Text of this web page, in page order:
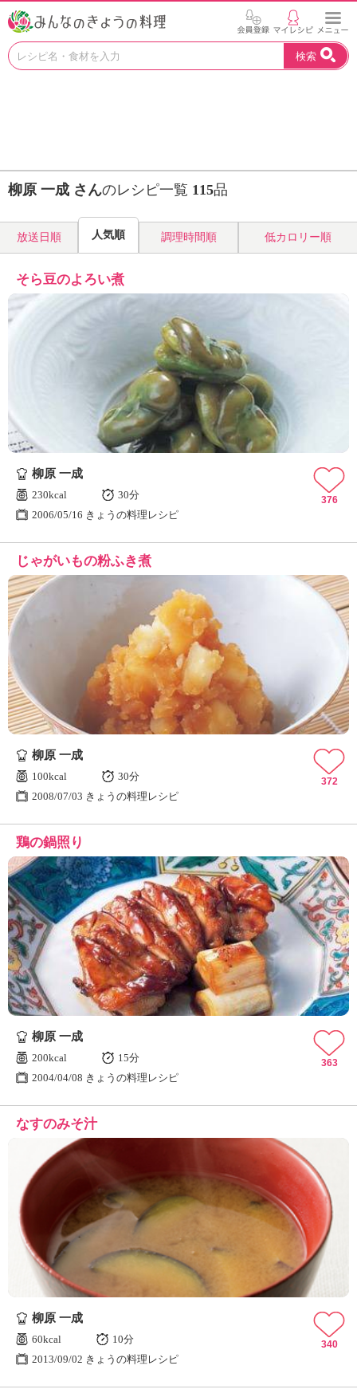
お
見
つ
よ
う
H
エ
デ
ュ
ケ
ー
シ
ョ
ナ
ん
の
ょ
う
の
料
理
」
検索
柳原 一成 さんのレシピ一覧 115品
放送日順 人気順 調理時間順 低カロリー順
そら豆のよろい煮
柳原 一成
230kcal
30分
2006/05/16 きょうの料理レシピ
376
じゃがいもの粉ふき煮
柳原 一成
100kcal
30分
2008/07/03 きょうの料理レシピ
372
鶏の鍋照り
柳原 一成
200kcal
15分
2004/04/08 きょうの料理レシピ
363
なすのみそ汁
柳原 一成
60kcal
10分
2013/09/02 きょうの料理レシピ
340